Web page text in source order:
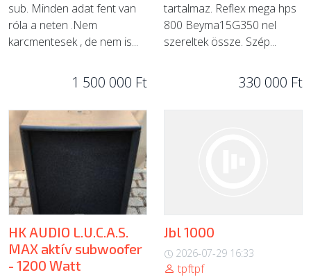
sub. Minden adat fent van
róla a neten .Nem
karcmentesek , de nem is...
1 500 000 Ft
tartalmaz. Reflex mega hps
800 Beyma15G350 nel
szereltek össze. Szép...
330 000 Ft
HK AUDIO L.U.C.A.S.
MAX aktív subwoofer
- 1200 Watt
Jbl 1000
2026-07-29 16:33
tpftpf